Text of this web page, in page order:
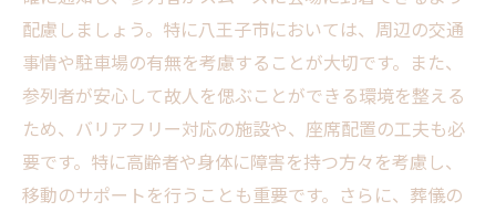
配慮しましょう。特に八王子市においては、周辺の交通
事情や駐車場の有無を考慮することが大切です。また、
参列者が安心して故人を偲ぶことができる環境を整える
ため、バリアフリー対応の施設や、座席配置の工夫も必
要です。特に高齢者や身体に障害を持つ方々を考慮し、
移動のサポートを行うことも重要です。さらに、葬儀の